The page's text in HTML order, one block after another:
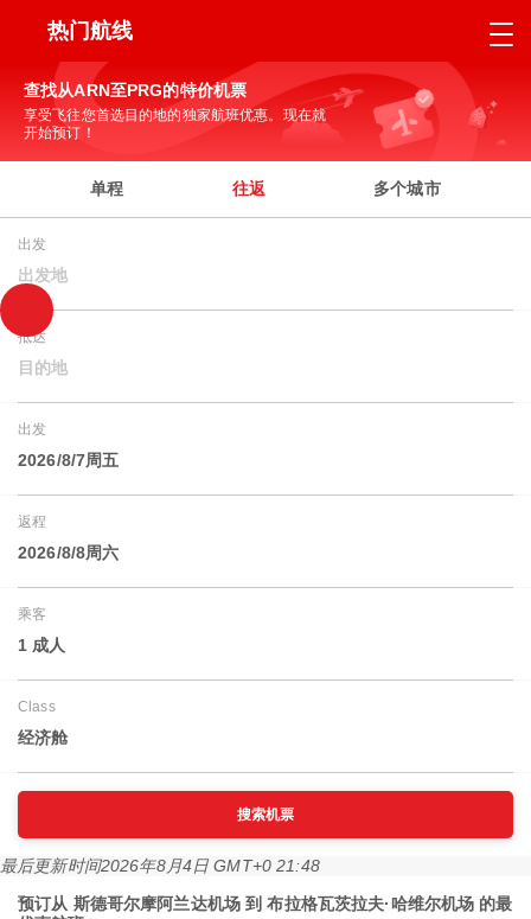
热门航线
查找从ARN至PRG的特价机票
享受飞往您首选目的地的独家航班优惠。现在就
开始预订！
单程 往返 多个城市
出发
出发地
抵达
目的地
出发
2026/8/7周五
返程
2026/8/8周六
乘客
1 成人
Class
经济舱
搜索机票
最后更新时间2026年8月4日 GMT+0 21:48
预订从 斯德哥尔摩阿兰达机场 到 布拉格瓦茨拉夫·哈维尔机场 的最